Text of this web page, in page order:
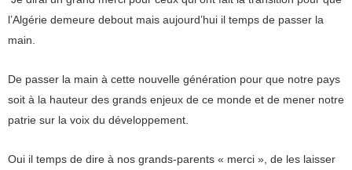
l’Algérie demeure debout mais aujourd’hui il temps de passer la
main.
De passer la main à cette nouvelle génération pour que notre pays
soit à la hauteur des grands enjeux de ce monde et de mener notre
patrie sur la voix du développement.
Oui il temps de dire à nos grands-parents « merci », de les laisser